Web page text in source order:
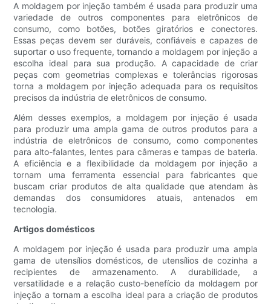
A moldagem por injeção também é usada para produzir uma
variedade de outros componentes para eletrônicos de
consumo, como botões, botões giratórios e conectores.
Essas peças devem ser duráveis, confiáveis ​​e capazes de
suportar o uso frequente, tornando a moldagem por injeção a
escolha ideal para sua produção. A capacidade de criar
peças com geometrias complexas e tolerâncias rigorosas
torna a moldagem por injeção adequada para os requisitos
precisos da indústria de eletrônicos de consumo.
Além desses exemplos, a moldagem por injeção é usada
para produzir uma ampla gama de outros produtos para a
indústria de eletrônicos de consumo, como componentes
para alto-falantes, lentes para câmeras e tampas de bateria.
A eficiência e a flexibilidade da moldagem por injeção a
tornam uma ferramenta essencial para fabricantes que
buscam criar produtos de alta qualidade que atendam às
demandas dos consumidores atuais, antenados em
tecnologia.
Artigos domésticos
A moldagem por injeção é usada para produzir uma ampla
gama de utensílios domésticos, de utensílios de cozinha a
recipientes de armazenamento. A durabilidade, a
versatilidade e a relação custo-benefício da moldagem por
injeção a tornam a escolha ideal para a criação de produtos